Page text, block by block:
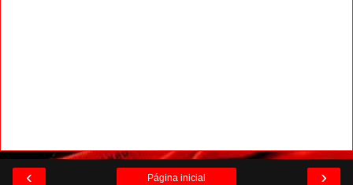
‹ ›
Página inicial